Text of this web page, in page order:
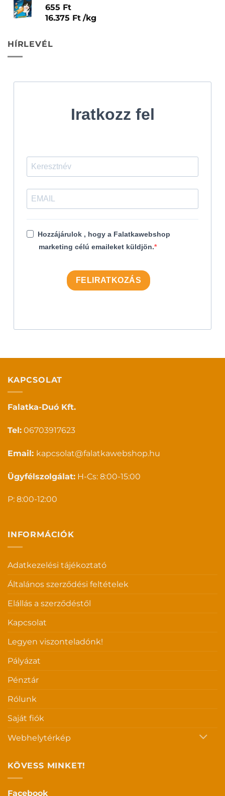
655 Ft
16.375 Ft /kg
HÍRLEVÉL
Iratkozz fel
Hozzájárulok , hogy a Falatkawebshop
marketing célú emaileket küldjön.
FELIRATKOZÁS
KAPCSOLAT
Falatka-Duó Kft.
Tel: 06703917623
Email: kapcsolat@falatkawebshop.hu
Ügyfélszolgálat: H-Cs: 8:00-15:00
P: 8:00-12:00
INFORMÁCIÓK
Adatkezelési tájékoztató
Általános szerződési feltételek
Elállás a szerződéstől
Kapcsolat
Legyen viszonteladónk!
Pályázat
Pénztár
Rólunk
Saját fiók
Webhelytérkép
KÖVESS MINKET!
Facebook